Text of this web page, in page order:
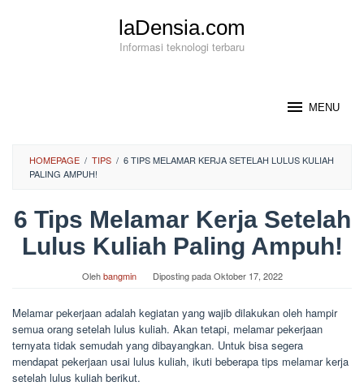
laDensia.com
Informasi teknologi terbaru
MENU
HOMEPAGE / TIPS / 6 TIPS MELAMAR KERJA SETELAH LULUS KULIAH
PALING AMPUH!
6 Tips Melamar Kerja Setelah
Lulus Kuliah Paling Ampuh!
Olehbangmin Diposting padaOktober 17, 2022
Melamar pekerjaan adalah kegiatan yang wajib dilakukan oleh hampir
semua orang setelah lulus kuliah. Akan tetapi, melamar pekerjaan
ternyata tidak semudah yang dibayangkan. Untuk bisa segera
mendapat pekerjaan usai lulus kuliah, ikuti beberapa tips melamar kerja
setelah lulus kuliah berikut.